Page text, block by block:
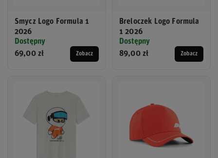
Smycz Logo Formula 1
2026
Dostępny
69,00 zł
Zobacz
Breloczek Logo Formula
1 2026
Dostępny
89,00 zł
Zobacz